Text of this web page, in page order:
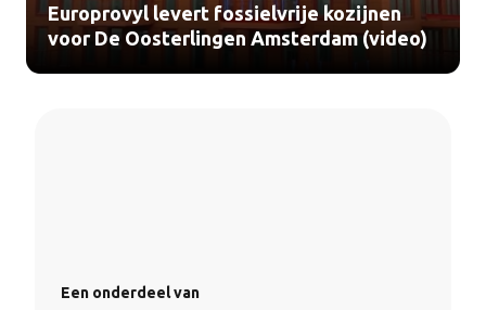
Europrovyl levert fossielvrije kozijnen
voor De Oosterlingen Amsterdam (video)
Een onderdeel van